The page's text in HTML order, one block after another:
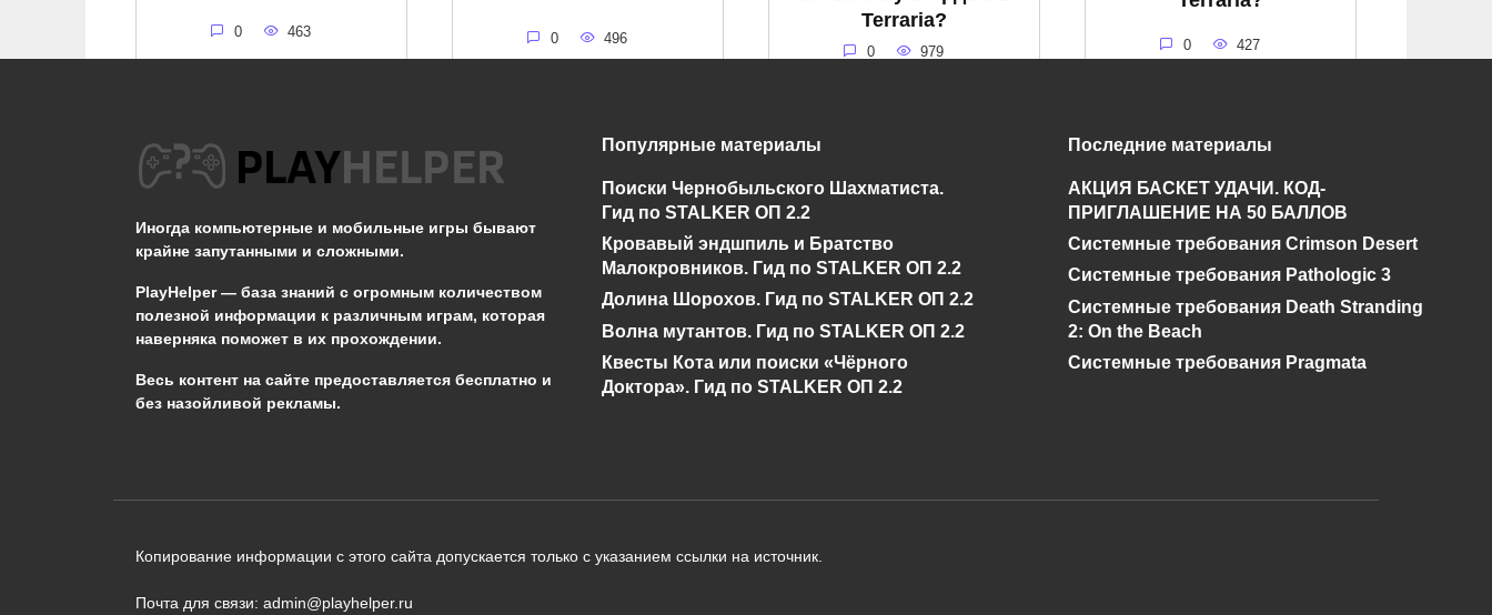
0 463 0 496
Terraria?
0 979 0 427
Тыквенный король в
0 616
Траурное дерево в
Terraria
744
Королева слизней в
0
делятся боссы в
Terraria
0 441
Иногда компьютерные и мобильные игры бывают
крайне запутанными и сложными.
PlayHelper — база знаний с огромным количеством
полезной информации к различным играм, которая
наверняка поможет в их прохождении.
Весь контент на сайте предоставляется бесплатно и
без назойливой рекламы.
Популярные материалы
Поиски Чернобыльского Шахматиста.
Гид по STALKER ОП 2.2
Кровавый эндшпиль и Братство
Малокровников. Гид по STALKER ОП 2.2
Долина Шорохов. Гид по STALKER ОП 2.2
Волна мутантов. Гид по STALKER ОП 2.2
Квесты Кота или поиски «Чёрного
Доктора». Гид по STALKER ОП 2.2
Последние материалы
АКЦИЯ БАСКЕТ УДАЧИ. КОД-
ПРИГЛАШЕНИЕ НА 50 БАЛЛОВ
Системные требования Crimson Desert
Системные требования Pathologic 3
Системные требования Death Stranding
2: On the Beach
Системные требования Pragmata
Копирование информации с этого сайта допускается только с указанием ссылки на источник.
Почта для связи: admin@playhelper.ru
Сообщить об ошибке